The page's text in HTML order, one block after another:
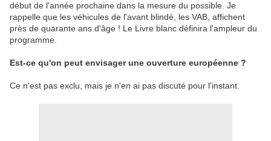
début de l'année prochaine dans la mesure du possible. Je
rappelle que les véhicules de l'avant blindé, les VAB, affichent
près de quarante ans d'âge ! Le Livre blanc définira l'ampleur du
programme.
Est-ce qu'on peut envisager une ouverture européenne ?
Ce n'est pas exclu, mais je n'en ai pas discuté pour l'instant.